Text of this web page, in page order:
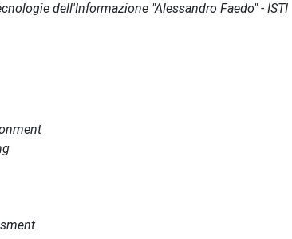
dell'Informazione "Alessandro Faedo" - ISTI